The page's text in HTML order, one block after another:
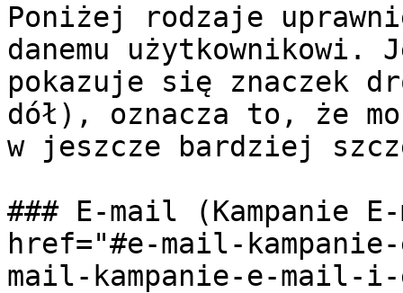
Poniżej rodzaje
danemu
pokazuje się znaczek
dół), oznacza to, że
w jeszcze bardziej
### E-mail (Kampanie
href="#e-mail-
mail-kampanie-e-mail-